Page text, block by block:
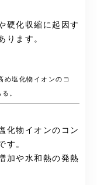
硬化収縮に起因す
ります。
め塩化物イオンのコ
。
化物イオンのコン
す。
加や水和熱の発熱